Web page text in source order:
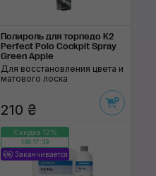
Полироль для торпедо K2
Perfect Polo Cockpit Spray
Green Apple
Для восстановления цвета и
матового лоска
210 ₴
Скидка 12%
186:17:38
Заканчивается